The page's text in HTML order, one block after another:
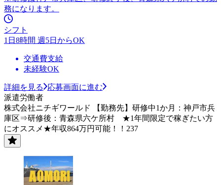
務になります。
シフト
1日8時間 週5日からOK
交通費支給
未経験OK
詳細を見る
応募画面に進む
派遣労働者
株式会社ニチギワールド 【勤務先】研修中1か月：神戸市兵
庫区⇒研修後：青森県六ケ所村 ★1年間限定で稼ぎたい方
にオススメ★年収864万円可能！！237